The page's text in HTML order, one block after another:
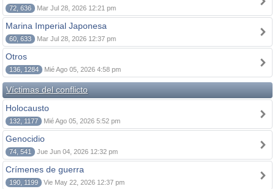
72, 636 Mar Jul 28, 2026 12:21 pm
Marina Imperial Japonesa
60, 633 Mar Jul 28, 2026 12:37 pm
Otros
136, 1284 Mié Ago 05, 2026 4:58 pm
Víctimas del conflicto
Holocausto
132, 1177 Mié Ago 05, 2026 5:52 pm
Genocidio
74, 541 Jue Jun 04, 2026 12:32 pm
Crímenes de guerra
190, 1199 Vie May 22, 2026 12:37 pm